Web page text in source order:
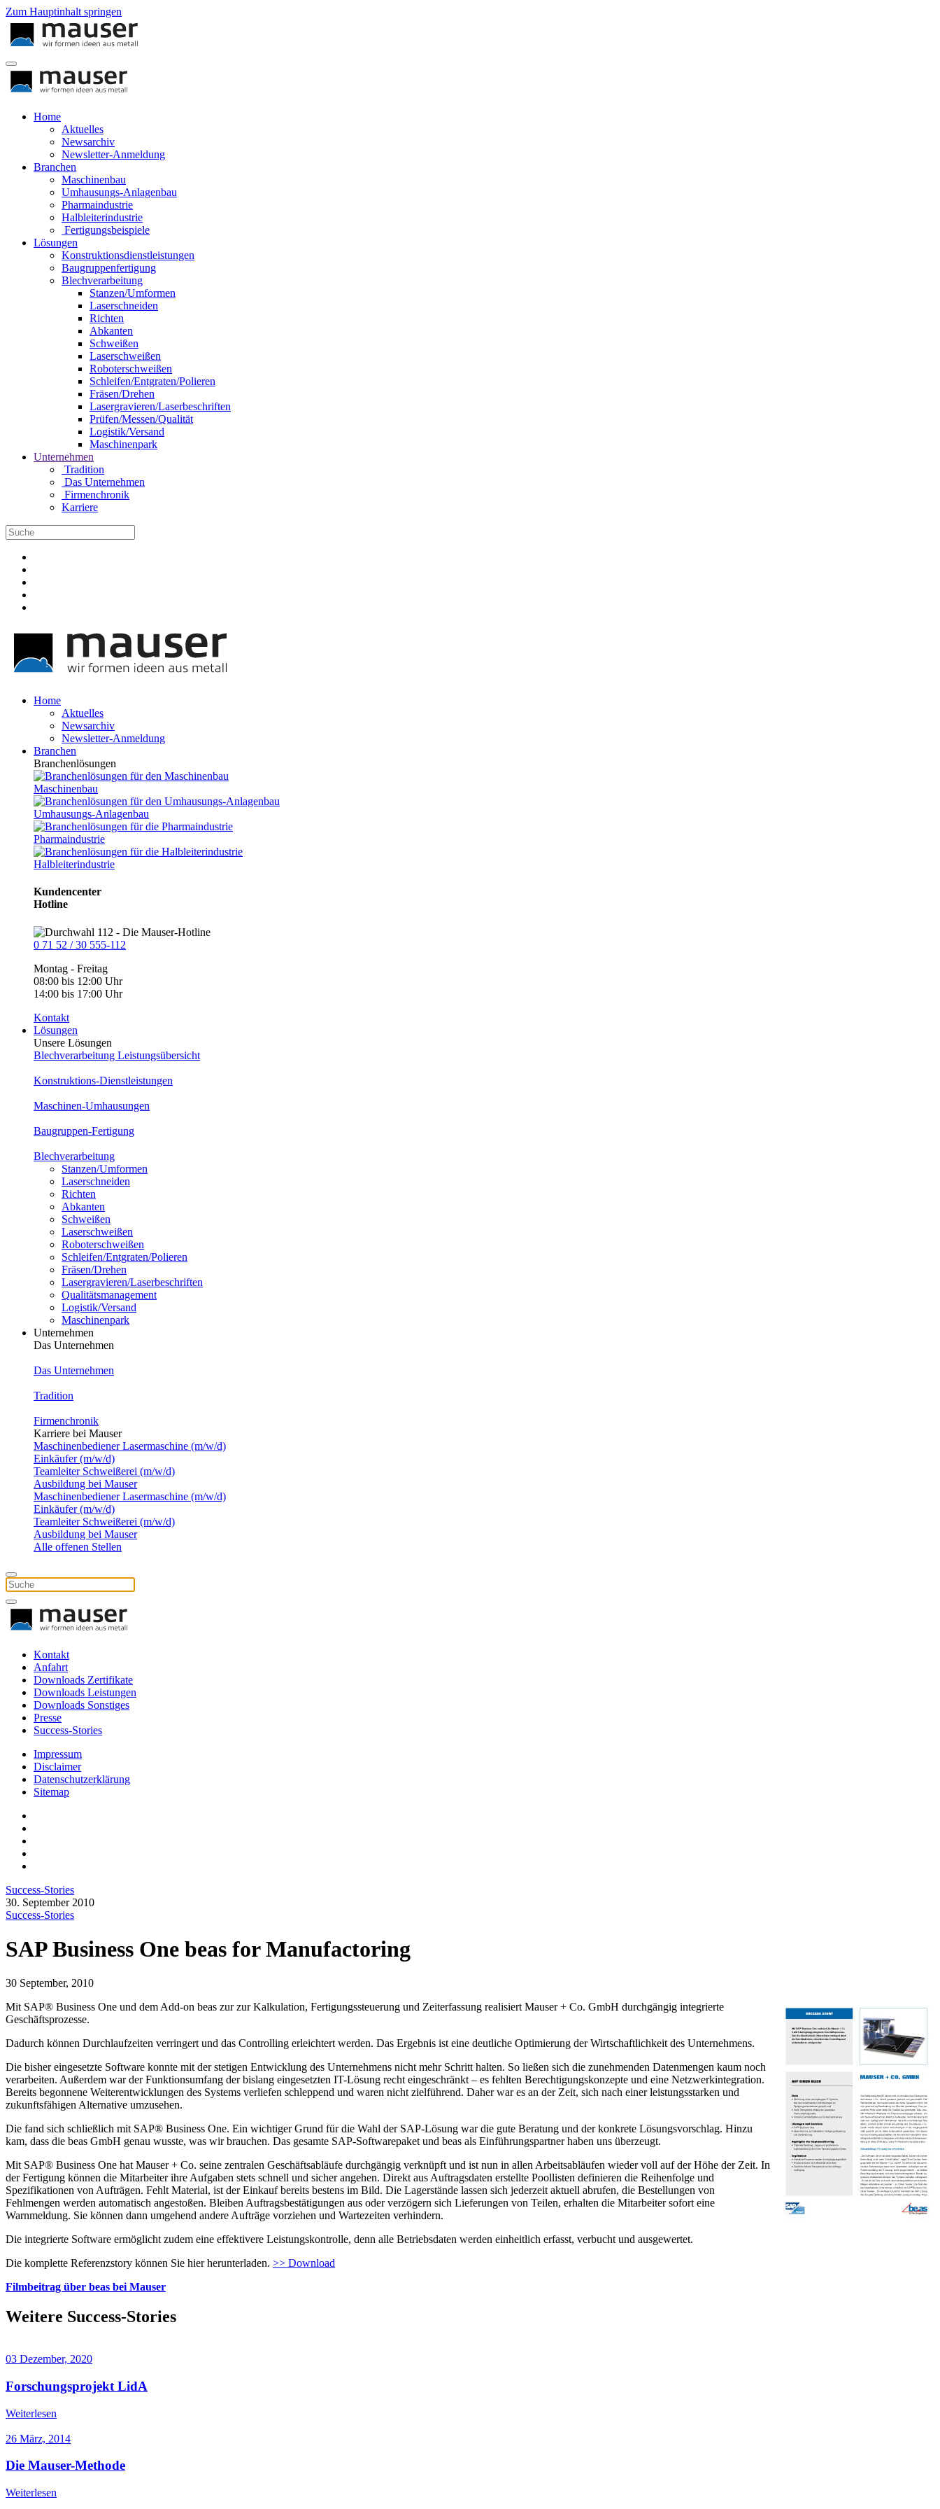
Zum Hauptinhalt springen
Home
Aktuelles
Newsarchiv
Newsletter-Anmeldung
Branchen
Maschinenbau
Umhausungs-Anlagenbau
Pharmaindustrie
Halbleiterindustrie
Fertigungsbeispiele
Lösungen
Konstruktionsdienstleistungen
Baugruppenfertigung
Blechverarbeitung
Stanzen/Umformen
Laserschneiden
Richten
Abkanten
Schweißen
Laserschweißen
Roboterschweißen
Schleifen/Entgraten/Polieren
Fräsen/Drehen
Lasergravieren/Laserbeschriften
Prüfen/Messen/Qualität
Logistik/Versand
Maschinenpark
Unternehmen
Tradition
Das Unternehmen
Firmenchronik
Karriere
Home
Aktuelles
Newsarchiv
Newsletter-Anmeldung
Branchen
Branchenlösungen
Maschinenbau
Umhausungs-Anlagenbau
Pharmaindustrie
Halbleiterindustrie
Kundencenter
Hotline
0 71 52 / 30 555-112
Montag - Freitag
08:00 bis 12:00 Uhr
14:00 bis 17:00 Uhr
Kontakt
Lösungen
Unsere Lösungen
Blechverarbeitung Leistungsübersicht
Konstruktions-Dienstleistungen
Maschinen-Umhausungen
Baugruppen-Fertigung
Blechverarbeitung
Stanzen/Umformen
Laserschneiden
Richten
Abkanten
Schweißen
Laserschweißen
Roboterschweißen
Schleifen/Entgraten/Polieren
Fräsen/Drehen
Lasergravieren/Laserbeschriften
Qualitätsmanagement
Logistik/Versand
Maschinenpark
Unternehmen
Das Unternehmen
Das Unternehmen
Tradition
Firmenchronik
Karriere bei Mauser
Maschinenbediener Lasermaschine (m/w/d)
Einkäufer (m/w/d)
Teamleiter Schweißerei (m/w/d)
Ausbildung bei Mauser
Maschinenbediener Lasermaschine (m/w/d)
Einkäufer (m/w/d)
Teamleiter Schweißerei (m/w/d)
Ausbildung bei Mauser
Alle offenen Stellen
Kontakt
Anfahrt
Downloads Zertifikate
Downloads Leistungen
Downloads Sonstiges
Presse
Success-Stories
Impressum
Disclaimer
Datenschutzerklärung
Sitemap
Success-Stories
30. September 2010
Success-Stories
SAP Business One beas for Manufactoring
30 September, 2010
Mit SAP® Business One und dem Add-on beas zur zur Kalkulation, Fertigungssteuerung und Zeiterfassung realisiert Mauser + Co. GmbH durchgängig integrierte
Geschäftsprozesse.
Dadurch können Durchlaufzeiten verringert und das Controlling erleichtert werden. Das Ergebnis ist eine deutliche Optimierung der Wirtschaftlichkeit des Unternehmens.
Die bisher eingesetzte Software konnte mit der stetigen Entwicklung des Unternehmens nicht mehr Schritt halten. So ließen sich die zunehmenden Datenmengen kaum noch
verarbeiten. Außerdem war der Funktionsumfang der bislang eingesetzten IT-Lösung recht eingeschränkt – es fehlten Berechtigungskonzepte und eine Netzwerkintegration.
Bereits begonnene Weiterentwicklungen des Systems verliefen schleppend und waren nicht zielführend. Daher war es an der Zeit, sich nach einer leistungsstarken und
zukunftsfähigen Alternative umzusehen.
Die fand sich schließlich mit SAP® Business One. Ein wichtiger Grund für die Wahl der SAP-Lösung war die gute Beratung und der konkrete Lösungsvorschlag. Hinzu
kam, dass die beas GmbH genau wusste, was wir brauchen. Das gesamte SAP-Softwarepaket und beas als Einführungspartner haben uns überzeugt.
Mit SAP® Business One hat Mauser + Co. seine zentralen Geschäftsabläufe durchgängig verknüpft und ist nun in allen Arbeitsabläufen wieder voll auf der Höhe der Zeit. In
der Fertigung können die Mitarbeiter ihre Aufgaben stets schnell und sicher angehen. Direkt aus Auftragsdaten erstellte Poollisten definieren die Reihenfolge und
Spezifikationen von Aufträgen. Fehlt Material, ist der Einkauf bereits bestens im Bild. Die Lagerstände lassen sich jederzeit aktuell abrufen, die Bestellungen von
Fehlmengen werden automatisch angestoßen. Bleiben Auftragsbestätigungen aus oder verzögern sich Lieferungen von Teilen, erhalten die Mitarbeiter sofort eine
Warnmeldung. Sie können dann umgehend andere Aufträge vorziehen und Wartezeiten verhindern.
Die integrierte Software ermöglicht zudem eine effektivere Leistungskontrolle, denn alle Betriebsdaten werden einheitlich erfasst, verbucht und ausgewertet.
Die komplette Referenzstory können Sie hier herunterladen. >> Download
Filmbeitrag über beas bei Mauser
Weitere Success-Stories
03 Dezember, 2020
Forschungsprojekt LidA
Weiterlesen
26 März, 2014
Die Mauser-Methode
Weiterlesen